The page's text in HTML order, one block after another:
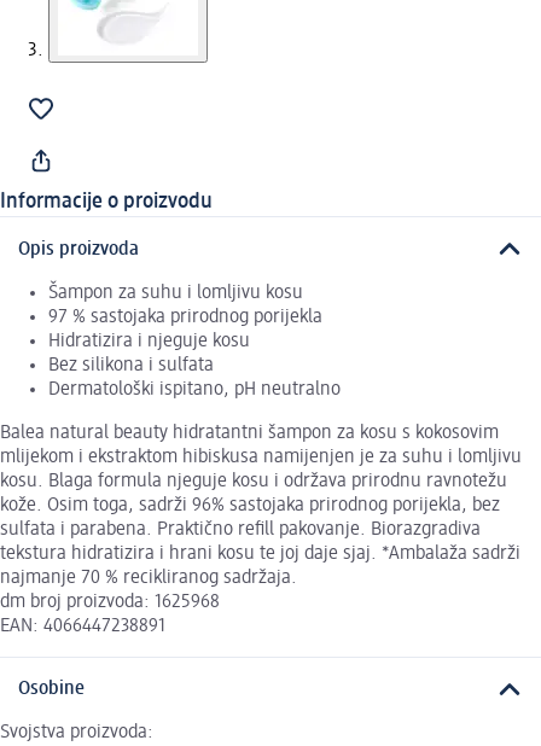
Informacije o proizvodu
Opis proizvoda
Šampon za suhu i lomljivu kosu
97 % sastojaka prirodnog porijekla
Hidratizira i njeguje kosu
Bez silikona i sulfata
Dermatološki ispitano, pH neutralno
Balea natural beauty hidratantni šampon za kosu s kokosovim
mlijekom i ekstraktom hibiskusa namijenjen je za suhu i lomljivu
kosu. Blaga formula njeguje kosu i održava prirodnu ravnotežu
kože. Osim toga, sadrži 96% sastojaka prirodnog porijekla, bez
sulfata i parabena. Praktično refill pakovanje. Biorazgradiva
tekstura hidratizira i hrani kosu te joj daje sjaj. *Ambalaža sadrži
najmanje 70 % recikliranog sadržaja.
dm broj proizvoda: 1625968
EAN: 4066447238891
Osobine
Svojstva proizvoda: